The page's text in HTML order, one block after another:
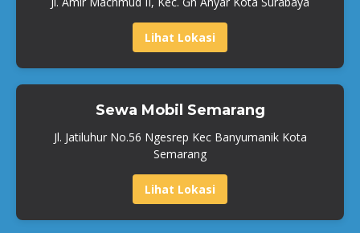
Lihat Lokasi
Sewa Mobil Semarang
Jl. Jatiluhur No.56 Ngesrep Kec Banyumanik Kota
Semarang
Lihat Lokasi